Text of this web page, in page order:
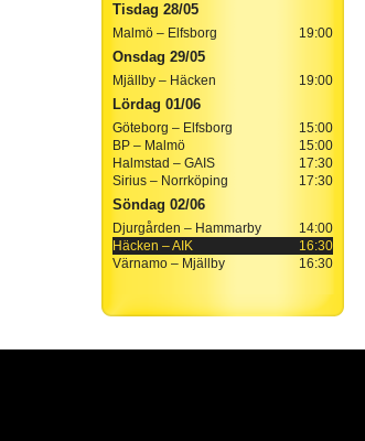
Tisdag 28/05
19:00
Malmö – Elfsborg
Onsdag 29/05
19:00
Mjällby – Häcken
Lördag 01/06
15:00
Göteborg – Elfsborg
15:00
BP – Malmö
17:30
Halmstad – GAIS
17:30
Sirius – Norrköping
Söndag 02/06
14:00
Djurgården – Hammarby
16:30
Häcken – AIK
16:30
Värnamo – Mjällby